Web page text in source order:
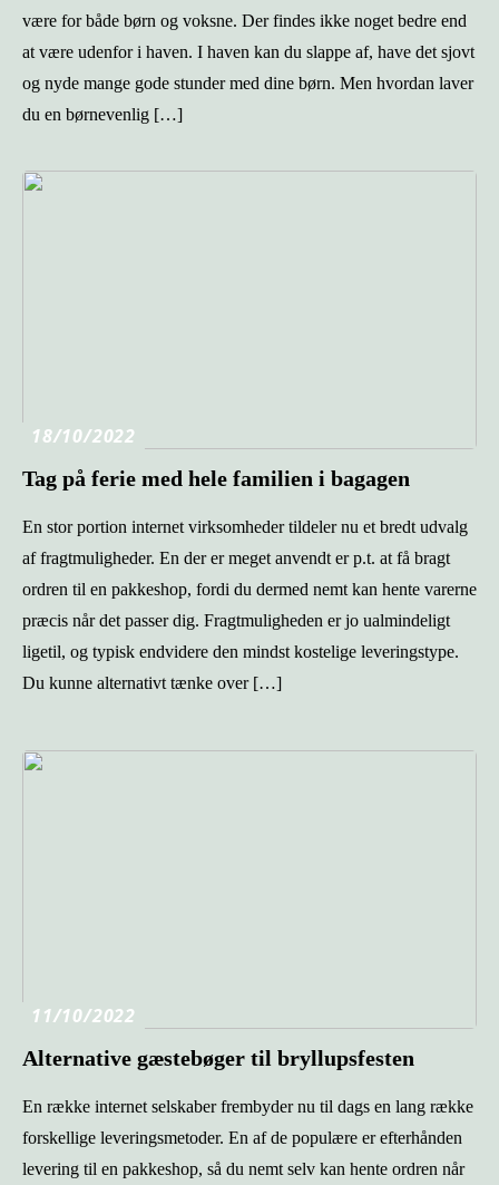
være for både børn og voksne. Der findes ikke noget bedre end
at være udenfor i haven. I haven kan du slappe af, have det sjovt
og nyde mange gode stunder med dine børn. Men hvordan laver
du en børnevenlig […]
18/10/2022
Tag på ferie med hele familien i bagagen
En stor portion internet virksomheder tildeler nu et bredt udvalg
af fragtmuligheder. En der er meget anvendt er p.t. at få bragt
ordren til en pakkeshop, fordi du dermed nemt kan hente varerne
præcis når det passer dig. Fragtmuligheden er jo ualmindeligt
ligetil, og typisk endvidere den mindst kostelige leveringstype.
Du kunne alternativt tænke over […]
11/10/2022
Alternative gæstebøger til bryllupsfesten
En række internet selskaber frembyder nu til dags en lang række
forskellige leveringsmetoder. En af de populære er efterhånden
levering til en pakkeshop, så du nemt selv kan hente ordren når